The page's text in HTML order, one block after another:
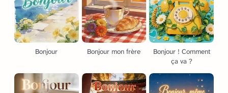
Bonjour Bonjour mon frère
Bonjour ! Comment
ça va ?